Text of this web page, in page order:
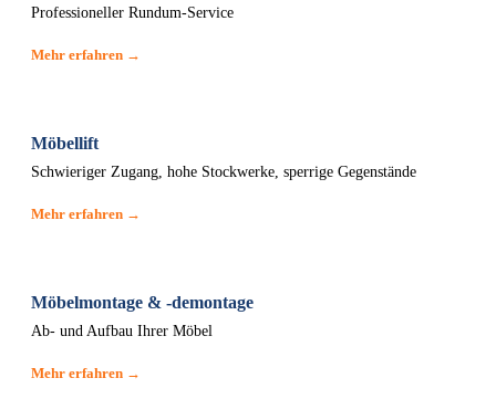
Professioneller Rundum-Service
Mehr erfahren →
Möbellift
Schwieriger Zugang, hohe Stockwerke, sperrige Gegenstände
Mehr erfahren →
Möbelmontage & -demontage
Ab- und Aufbau Ihrer Möbel
Mehr erfahren →